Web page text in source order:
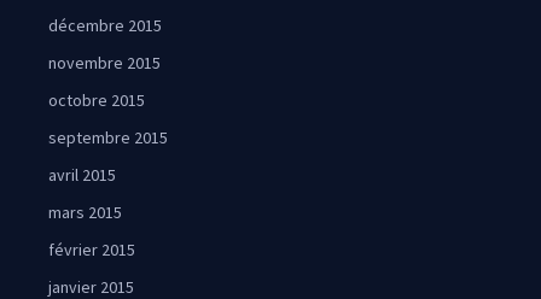
décembre 2015
novembre 2015
octobre 2015
septembre 2015
avril 2015
mars 2015
février 2015
janvier 2015